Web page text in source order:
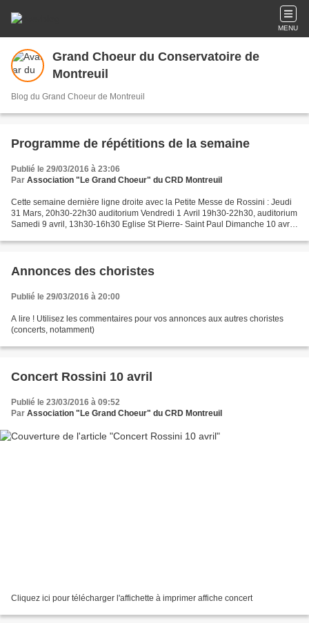
MENU
Grand Choeur du Conservatoire de
Montreuil
Blog du Grand Choeur de Montreuil
Programme de répétitions de la semaine
Publié le 29/03/2016 à 23:06
Par Association "Le Grand Choeur" du CRD Montreuil
Cette semaine dernière ligne droite avec la Petite Messe de Rossini : Jeudi
31 Mars, 20h30-22h30 auditorium Vendredi 1 Avril 19h30-22h30, auditorium
Samedi 9 avril, 13h30-16h30 Eglise St Pierre- Saint Paul Dimanche 10 avril,
Annonces des choristes
Publié le 29/03/2016 à 20:00
A lire ! Utilisez les commentaires pour vos annonces aux autres choristes
(concerts, notamment)
Concert Rossini 10 avril
Publié le 23/03/2016 à 09:52
Par Association "Le Grand Choeur" du CRD Montreuil
Cliquez ici pour télécharger l'affichette à imprimer affiche concert